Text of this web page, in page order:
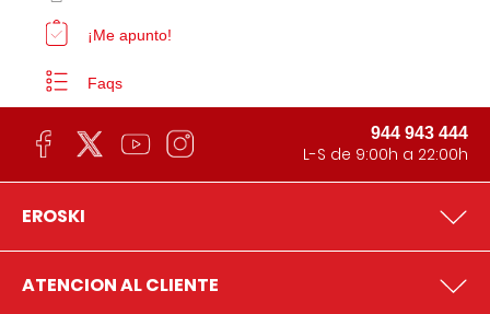
¡Me apunto!
Faqs
944 943 444
L-S de 9:00h a 22:00h
EROSKI
ATENCION AL CLIENTE